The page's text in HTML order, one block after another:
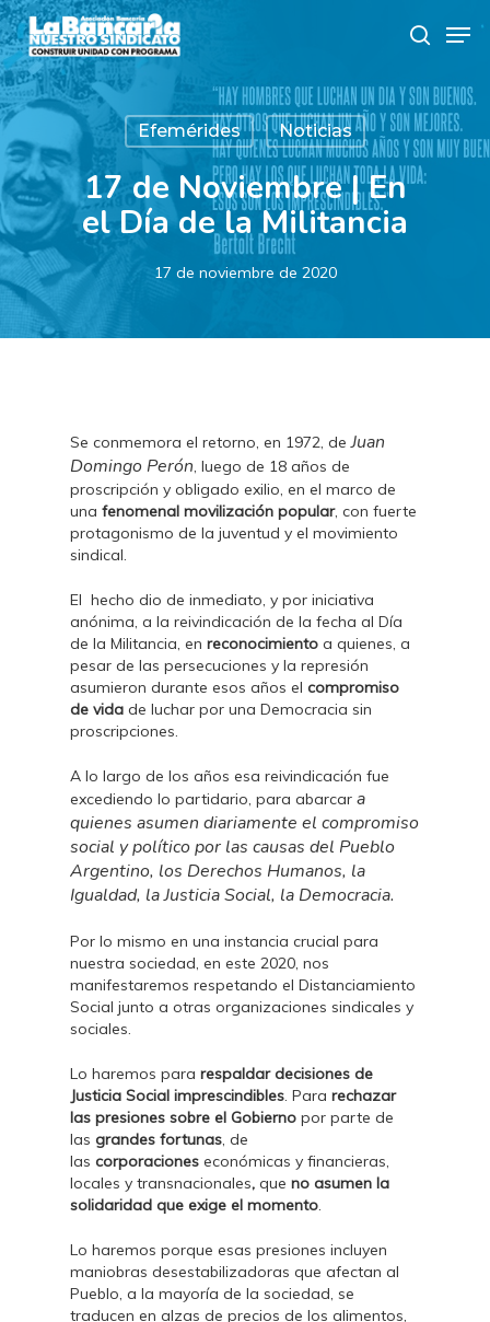
Skip
to
main
content
search
Efemérides Noticias
17 de Noviembre | En
el Día de la Militancia
17 de noviembre de 2020
Se conmemora el retorno, en 1972, deJuan
Domingo Perón, luego de 18 años de
proscripción y obligado exilio, en el marco de
una fenomenal movilización popular, con fuerte
protagonismo de la juventud y el movimiento
sindical.
El hecho dio de inmediato, y por iniciativa
anónima, a la reivindicación de la fecha al Día
de la Militancia, en reconocimiento a quienes, a
pesar de las persecuciones y la represión
asumieron durante esos años el compromiso
de vida de luchar por una Democracia sin
proscripciones.
A lo largo de los años esa reivindicación fue
excediendo lo partidario, para abarcar a
quienes asumen diariamente el compromiso
social y político por las causas del Pueblo
Argentino, los Derechos Humanos, la
Igualdad, la Justicia Social, la Democracia.
Por lo mismo en una instancia crucial para
nuestra sociedad, en este 2020, nos
manifestaremos respetando el Distanciamiento
Social junto a otras organizaciones sindicales y
sociales.
Lo haremos para respaldar decisiones de
Justicia Social imprescindibles. Para rechazar
las presiones sobre el Gobierno por parte de
las grandes fortunas, de
las corporaciones económicas y financieras,
locales y transnacionales, que no asumen la
solidaridad que exige el momento.
Lo haremos porque esas presiones incluyen
maniobras desestabilizadoras que afectan al
Pueblo, a la mayoría de la sociedad, se
traducen en alzas de precios de los alimentos,